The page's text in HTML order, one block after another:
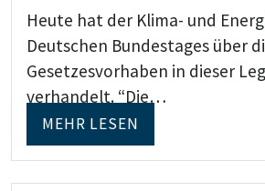
Heute hat der Klima- und
Deutschen Bundestages über
Gesetzesvorhaben in dieser
verhandelt. “Die…
MEHR LESEN